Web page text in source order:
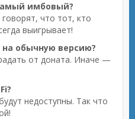
имбовый?
что тот, кто
выигрывает!
обычную версию?
от доната. Иначе —
недоступны. Так что